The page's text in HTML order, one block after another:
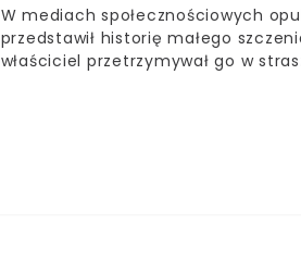
W mediach społecznościowych
przedstawił historię małego
właściciel przetrzymywał go w